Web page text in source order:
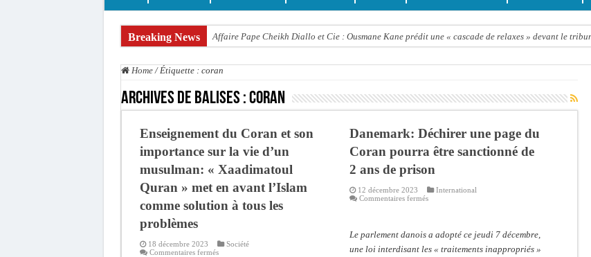
Breaking News Affaire Pape Cheikh Diallo et Cie : Ousmane Kane prédit une « cascade de relaxes » devant le
Crise en Guinée Bissau : la médiation sénégalaise a présenté les contours de son mandat aux
Un déficit de 128,9 milliards de francs CFA de la balance commerciale en juin
Banditisme : Fily Sané, ancien Lieutenant du célèbre Ino, de nouveau Interpellé
Affaire Farba Ngom : La balle, dans le camp du procureur financier
Succession de Pape Thiaw : la bombe à retardement qui menace la FSF
Un tribunal américain bloque la construction de la salle de bal de Trump à la Maison-Blanche
Home / Étiquette : coran
Archives de balises :coran
Enseignement du Coran et son
importance sur la vie d’un
musulman: « Xaadimatoul
Quran » met en avant l’Islam
comme solution à tous les
problèmes
18 décembre 2023
Société
Commentaires ferméssur
Danemark: Déchirer une page du
Coran pourra être sanctionné de
2 ans de prison
12 décembre 2023
International
Commentaires ferméssur
page
du
Coran
Le parlement danois a adopté ce jeudi 7 décembre,
une loi interdisant les « traitements inappropriés »